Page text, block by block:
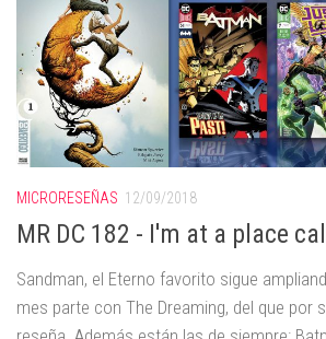
MICRORESEÑAS 12/09/2018
MR DC 182 - I'm at a place
Sandman, el Eterno favorito sigue
mes parte con The Dreaming, del que por